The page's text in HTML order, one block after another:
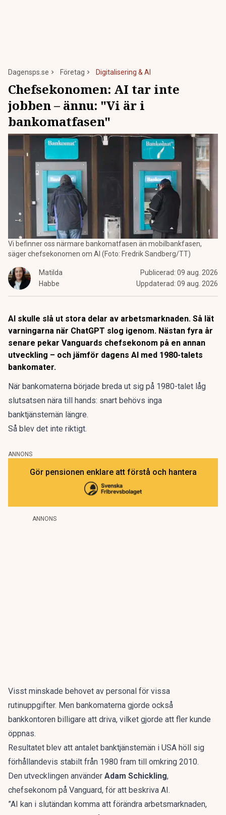
Dagensps.se Företag Digitalisering & AI
Chefsekonomen: AI tar inte
jobben – ännu: "Vi är i
bankomatfasen"
Vi befinner oss närmare bankomatfasen än mobilbankfasen,
säger chefsekonomen om AI (Foto: Fredrik Sandberg/TT)
Matilda
Habbe
Publicerad: 09 aug. 2026
Uppdaterad: 09 aug. 2026
AI skulle slå ut stora delar av arbetsmarknaden. Så lät
varningarna när ChatGPT slog igenom. Nästan fyra år
senare pekar Vanguards chefsekonom på en annan
utveckling – och jämför dagens AI med 1980-talets
bankomater.
När bankomaterna började breda ut sig på 1980-talet låg
slutsatsen nära till hands: snart behövs inga
banktjänstemän längre.
Så blev det inte riktigt.
ANNONS
Gör pensionen enklare att förstå och hantera
ANNONS
Visst minskade behovet av personal för vissa
rutinuppgifter. Men bankomaterna gjorde också
bankkontoren billigare att driva, vilket gjorde att fler kunde
öppnas.
Resultatet blev att antalet banktjänstemän i USA höll sig
förhållandevis stabilt från 1980 fram till omkring 2010.
Den utvecklingen använder Adam Schickling,
chefsekonom på Vanguard, för att beskriva AI.
”AI kan i slutändan komma att förändra arbetsmarknaden,